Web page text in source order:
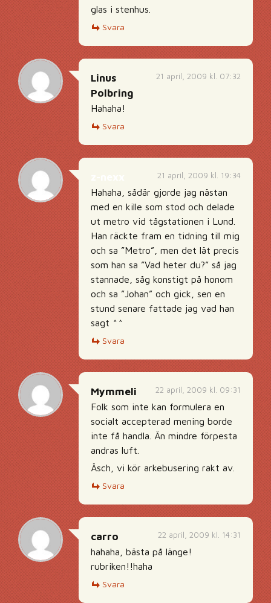
glas i stenhus.
Svara
21 april, 2009 kl. 07:32
Linus
Polbring
Hahaha!
Svara
21 april, 2009 kl. 19:34
Hahaha, sådär gjorde jag nästan
med en kille som stod och delade
ut metro vid tågstationen i Lund.
Han räckte fram en tidning till mig
och sa ”Metro”, men det lät precis
som han sa ”Vad heter du?” så jag
stannade, såg konstigt på honom
och sa ”Johan” och gick, sen en
stund senare fattade jag vad han
sagt ^^
Svara
22 april, 2009 kl. 09:31
Mymmeli
Folk som inte kan formulera en
socialt accepterad mening borde
inte få handla. Än mindre förpesta
andras luft.
Äsch, vi kör arkebusering rakt av.
Svara
22 april, 2009 kl. 14:31
carro
hahaha, bästa på länge!
rubriken!!haha
Svara